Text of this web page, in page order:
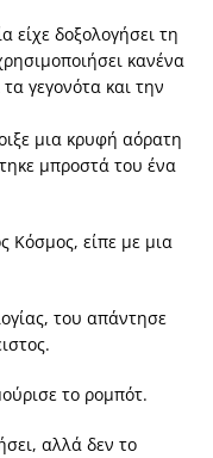
είχε δοξολογήσει τη
κανένα
γεγονότα και την
μια κρυφή αόρατη
μπροστά του ένα
Κόσμος, είπε με μια
του απάντησε
το ρομπότ.
αλλά δεν το